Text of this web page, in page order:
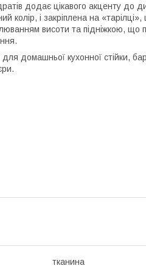
додає цікавого акценту до
і закріплена на «тарілці»,
висоти та підніжкою, що
домашньої кухонної стійки,
тканина